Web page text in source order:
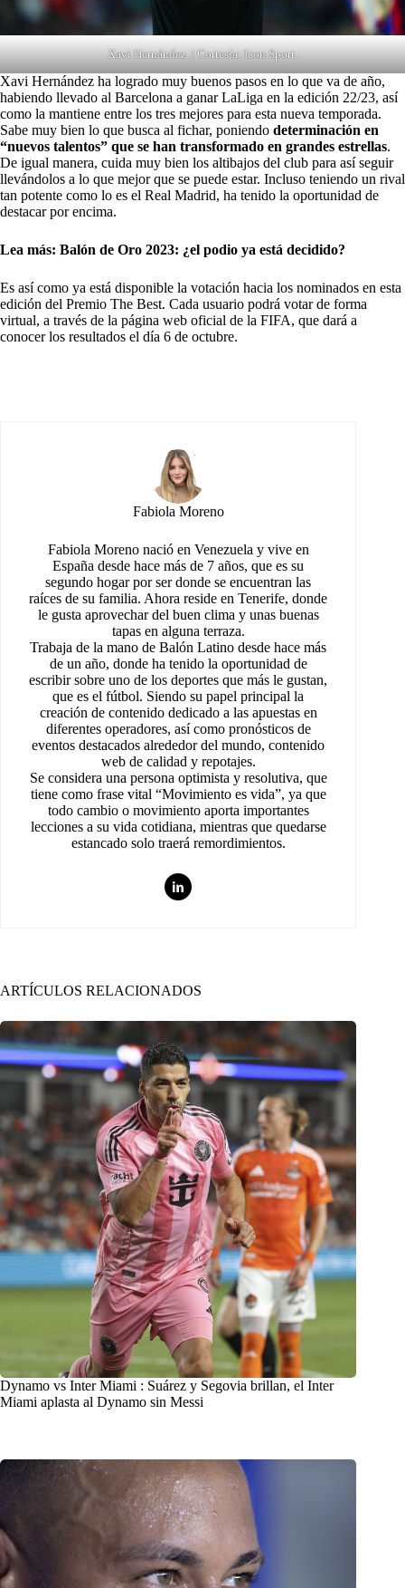
Xavi Hernández. | Cortesía: Icon Sport.
Xavi Hernández ha logrado muy buenos pasos en lo que va de año,
habiendo llevado al Barcelona a ganar LaLiga en la edición 22/23, así
como la mantiene entre los tres mejores para esta nueva temporada.
Sabe muy bien lo que busca al fichar, poniendo determinación en
“nuevos talentos” que se han transformado en grandes estrellas.
De igual manera, cuida muy bien los altibajos del club para así seguir
llevándolos a lo que mejor que se puede estar. Incluso teniendo un rival
tan potente como lo es el Real Madrid, ha tenido la oportunidad de
destacar por encima.
Lea más: Balón de Oro 2023: ¿el podio ya está decidido?
Es así como ya está disponible la votación hacia los nominados en esta
edición del Premio The Best. Cada usuario podrá votar de forma
virtual, a través de la página web oficial de la FIFA, que dará a
conocer los resultados el día 6 de octubre.
Fabiola Moreno
Fabiola Moreno nació en Venezuela y vive en
España desde hace más de 7 años, que es su
segundo hogar por ser donde se encuentran las
raíces de su familia. Ahora reside en Tenerife, donde
le gusta aprovechar del buen clima y unas buenas
tapas en alguna terraza.
Trabaja de la mano de Balón Latino desde hace más
de un año, donde ha tenido la oportunidad de
escribir sobre uno de los deportes que más le gustan,
que es el fútbol. Siendo su papel principal la
creación de contenido dedicado a las apuestas en
diferentes operadores, así como pronósticos de
eventos destacados alrededor del mundo, contenido
web de calidad y repotajes.
Se considera una persona optimista y resolutiva, que
tiene como frase vital “Movimiento es vida”, ya que
todo cambio o movimiento aporta importantes
lecciones a su vida cotidiana, mientras que quedarse
estancado solo traerá remordimientos.
ARTÍCULOS RELACIONADOS
Dynamo vs Inter Miami : Suárez y Segovia brillan, el Inter
Miami aplasta al Dynamo sin Messi